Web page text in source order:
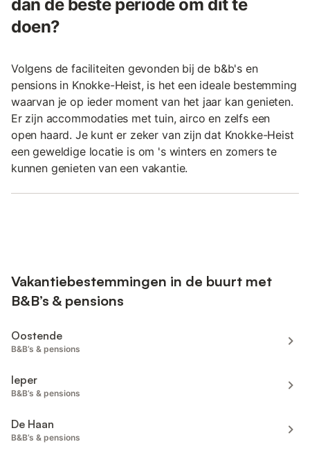
dan de beste periode om dit te
doen?
Volgens de faciliteiten gevonden bij de b&b's en
pensions in Knokke-Heist, is het een ideale bestemming
waarvan je op ieder moment van het jaar kan genieten.
Er zijn accommodaties met tuin, airco en zelfs een
open haard. Je kunt er zeker van zijn dat Knokke-Heist
een geweldige locatie is om 's winters en zomers te
kunnen genieten van een vakantie.
Vakantiebestemmingen in de buurt met
B&B’s & pensions
Oostende
B&B’s & pensions
Ieper
B&B’s & pensions
De Haan
B&B’s & pensions